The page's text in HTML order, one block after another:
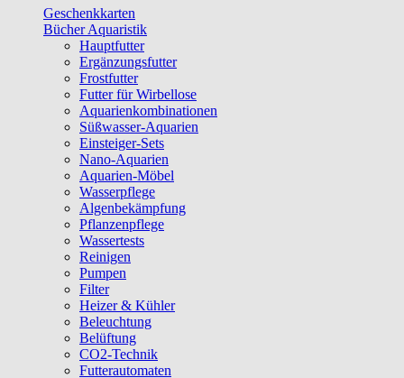
Geschenkkarten
Bücher Aquaristik
Hauptfutter
Ergänzungsfutter
Frostfutter
Futter für Wirbellose
Aquarienkombinationen
Süßwasser-Aquarien
Einsteiger-Sets
Nano-Aquarien
Aquarien-Möbel
Wasserpflege
Algenbekämpfung
Pflanzenpflege
Wassertests
Reinigen
Pumpen
Filter
Heizer & Kühler
Beleuchtung
Belüftung
CO2-Technik
Futterautomaten